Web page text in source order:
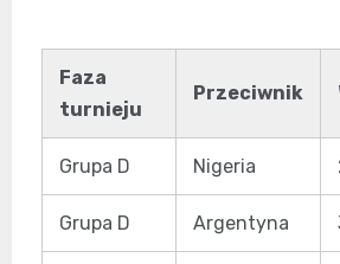
Faza
turnieju
Przeciwnik
Grupa D Nigeria
Grupa D Argentyna